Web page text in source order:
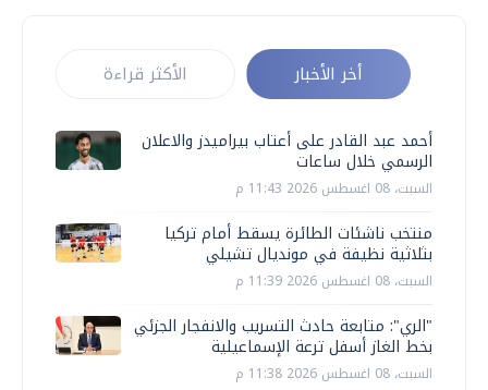
أخر الأخبار الأكثر قراءة
أحمد عبد القادر على أعتاب بيراميدز والاعلان
الرسمي خلال ساعات
السبت، 08 اغسطس 2026 11:43 م
منتخب ناشئات الطائرة يسقط أمام تركيا
بثلاثية نظيفة في مونديال تشيلي
السبت، 08 اغسطس 2026 11:39 م
"الري": متابعة حادث التسريب والانفجار الجزئي
بخط الغاز أسفل ترعة الإسماعيلية
السبت، 08 اغسطس 2026 11:38 م